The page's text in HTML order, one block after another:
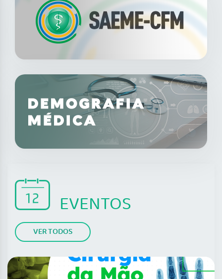
EVENTOS
VER TODOS